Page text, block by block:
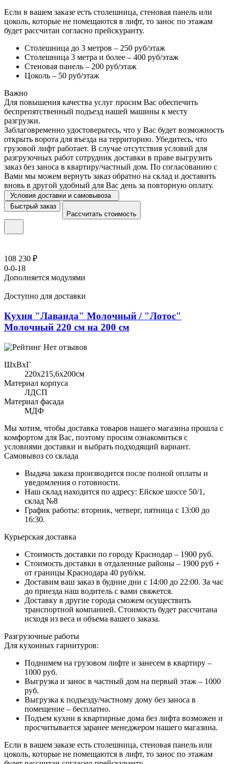
Если в вашем заказе есть столешница, стеновая панель или
цоколь, которые не помещаются в лифт, то занос по этажам
будет рассчитан согласно прейскуранту.
Столешница до 3 метров – 250 руб/этаж
Столешница 3 метра и более – 400 руб/этаж
Стеновая панель – 200 руб/этаж
Цоколь – 50 руб/этаж
Важно
Для повышения качества услуг просим Вас обеспечить
беспрепятственный подъезд нашей машины к месту
разгрузки.
Заблаговременно удостоверьтесь, что у Вас будет возможность
открыть ворота для въезда на территорию. Убедитесь, что
грузовой лифт работает. В случае отсутствия условий для
разгрузочных работ сотрудник доставки в праве выгрузить
заказ без заноса в квартиру/частный дом. По согласованию с
Вами мы можем вернуть заказ обратно на склад и доставить
вновь в другой удобный для Вас день за повторную оплату.
Условия доставки и самовывоза
Быстрый заказ
Рассчитать стоимость
108 230 ₽
0-0-18
Дополняется модулями
Доступно для доставки
Кухня "Лаванда" Молочный / "Лотос"
Молочный 220 см на 200 см
Нет отзывов
ШхВхГ
220x215,6х200см
Материал корпуса
ЛДСП
Материал фасада
МДФ
Мы хотим, чтобы доставка товаров нашего магазина прошла с
комфортом для Вас, поэтому просим ознакомиться с
условиями доставки и выбрать подходящий вариант.
Самовывоз со склада
Выдача заказа производится после полной оплаты и
уведомления о готовности.
Наш склад находится по адресу: Ейское шоссе 50/1,
склад №8
График работы: вторник, четверг, пятница с 13:00 до
16:30.
Курьерская доставка
Стоимость доставки по городу Краснодар – 1900 руб.
Стоимость доставки в отдаленные районы – 1900 руб +
от границы Краснодара 40 руб/км.
Доставим ваш заказ в будние дни с 14:00 до 22:00. За час
до приезда наш водитель с вами свяжется.
Доставку в другие города сможем осуществить
транспортной компанией. Стоимость будет рассчитана
исходя из веса и объема вашего заказа.
Разгрузочные работы
Для кухонных гарнитуров:
Поднимем на грузовом лифте и занесем в квартиру –
1000 руб.
Выгрузка и занос в частный дом на первый этаж – 1000
руб.
Выгрузка к подъезду/частному дому без заноса в
помещение – бесплатно.
Подъем кухни в квартирные дома без лифта возможен и
просчитывается заранее менеджером нашего магазина.
Если в вашем заказе есть столешница, стеновая панель или
цоколь, которые не помещаются в лифт, то занос по этажам